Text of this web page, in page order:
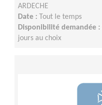
ARDECHE
Date :
Tout le temps
Disponibilité demandée :
jours au choix